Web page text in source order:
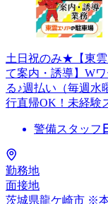
土日祝のみ★【東
て案内・誘導】W
る♪週払い（毎週水
行直帰OK！未経験
警備スタッフ
勤務地
面接地
茨城県龍ケ崎市 ※